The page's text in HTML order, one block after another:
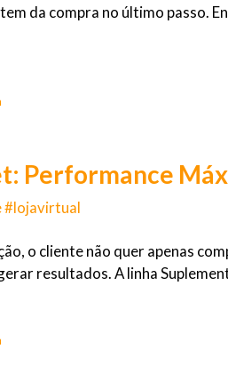
da compra no último passo.
Performance
#lojavirtual
o cliente não quer apenas
resultados. A linha